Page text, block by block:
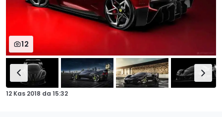
12
12 Kas 2018 da 15:32